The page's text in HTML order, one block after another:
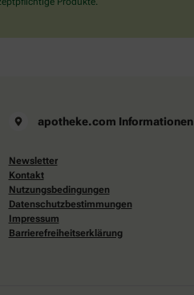
apotheke.com Informationen
Newsletter
Kontakt
Nutzungsbedingungen
Datenschutzbestimmungen
Impressum
Barrierefreiheitserklärung